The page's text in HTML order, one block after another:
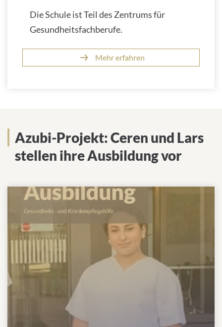
Die Schule ist Teil des Zentrums für
Gesundheitsfachberufe.
Mehr erfahren
Azubi-Projekt: Ceren und Lars
stellen ihre Ausbildung vor